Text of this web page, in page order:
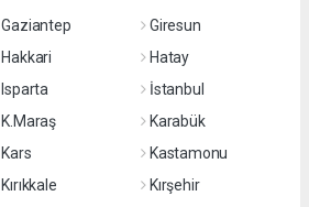
Gaziantep
Giresun
Hakkari
Hatay
Isparta
İstanbul
K.Maraş
Karabük
Kars
Kastamonu
Kırıkkale
Kırşehir